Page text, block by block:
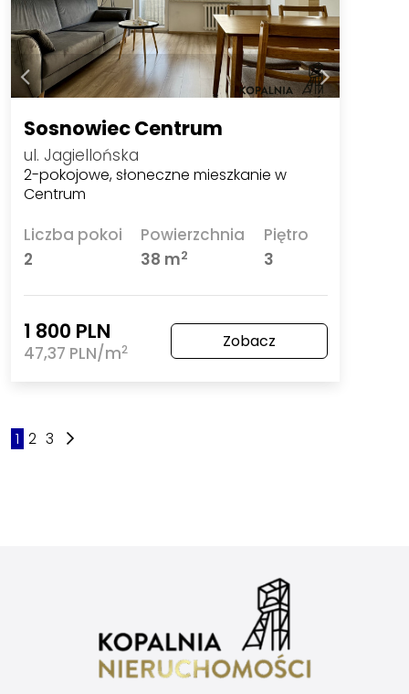
Sosnowiec Centrum
ul. Jagiellońska
2-pokojowe, słoneczne mieszkanie w
Centrum
Liczba pokoi
2
Powierzchnia
38 m2
Piętro
3
1 800 PLN
47,37 PLN/m2 Zobacz
1 2 3